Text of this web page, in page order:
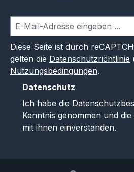
Diese Seite ist durch
gelten die Datenschutzrichtlinie
Nutzungsbedingungen.
Datenschutz
Ich habe die
Kenntnis genommen und die
mit ihnen einverstanden.